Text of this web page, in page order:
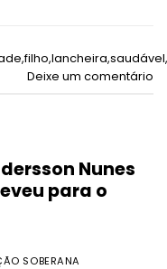
,filho,lancheira,saudável,
Deixe um comentário
Nunes
para o
SOBERANA